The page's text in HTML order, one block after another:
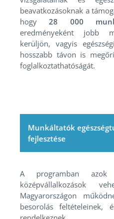
beavatkozásoknak a
hogy28 000
eredményeként jobb
kerüljön, vagyis
hosszabb távon is
foglalkoztathatóságát.
Munkáltatók
fejlesztése
A programban
középvállalkozások
Magyarországon
besorolás feltételeinek,